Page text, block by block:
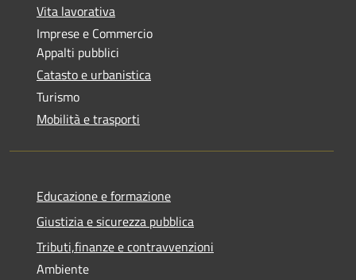
Vita lavorativa
Imprese e Commercio
Appalti pubblici
Catasto e urbanistica
Turismo
Mobilità e trasporti
Educazione e formazione
Giustizia e sicurezza pubblica
Tributi,finanze e contravvenzioni
Ambiente